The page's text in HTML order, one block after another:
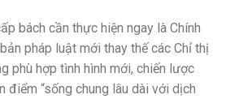
bách cần thực hiện ngay là Chính
pháp luật mới thay thế các Chỉ thị
phù hợp tình hình mới, chiến lược
điểm “sống chung lâu dài với dịch